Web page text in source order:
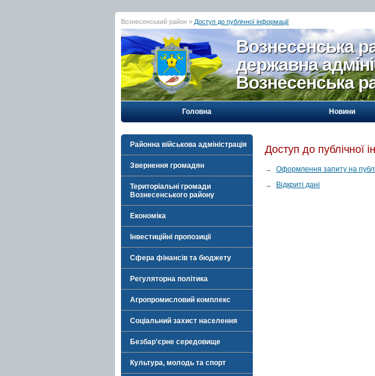
Вознесенський район » Доступ до публічної інформації
Вознесенська
державна
Вознесенська
Головна Новини
Районна військова адміністрація
Звернення громадян
Територіальні громади
Вознесенського району
Економіка
Інвестиційні пропозиції
Сфера фінансів та бюджету
Регуляторна політика
Агропромисловий комплекс
Соціальний захист населення
Безбар'єрне середовище
Культура, молодь та спорт
Доступ до публічної
→
Оформлення запиту на
→
Відкриті дані